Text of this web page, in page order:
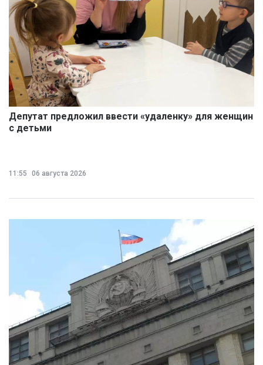
Депутат предложил ввести «удаленку» для женщин
с детьми
11:55 06 августа 2026